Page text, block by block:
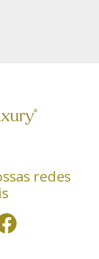
Política de
redes